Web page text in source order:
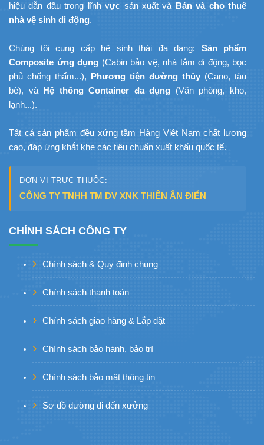
hiệu dẫn đầu trong lĩnh vực sản xuất và Bán và cho thuê
nhà vệ sinh di động.
Chúng tôi cung cấp hệ sinh thái đa dạng: Sản phẩm
Composite ứng dụng (Cabin bảo vệ, nhà tắm di động, bọc
phủ chống thấm...), Phương tiện đường thủy (Cano, tàu
bè), và Hệ thống Container đa dụng (Văn phòng, kho,
lạnh...).
Tất cả sản phẩm đều xứng tầm Hàng Việt Nam chất lượng
cao, đáp ứng khắt khe các tiêu chuẩn xuất khẩu quốc tế.
ĐƠN VỊ TRỰC THUỘC:
CÔNG TY TNHH TM DV XNK THIÊN ÂN ĐIỂN
CHÍNH SÁCH CÔNG TY
Chính sách & Quy định chung
Chính sách thanh toán
Chính sách giao hàng & Lắp đặt
Chính sách bảo hành, bảo trì
Chính sách bảo mật thông tin
Sơ đồ đường đi đến xưởng